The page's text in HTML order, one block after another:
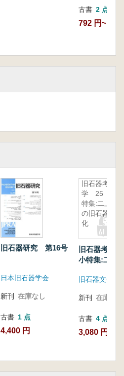
古書 2 点
792 円~
旧石器研究 第16号
日本旧石器学会
新刊 在庫なし
古書 1 点
4,400 円
旧石器考古
学 25 小
特集:二上山
の旧石器文
化
旧石器考
小特集:二上
旧石器文化談
新刊 在庫なし
古書 4 点
3,080 円~